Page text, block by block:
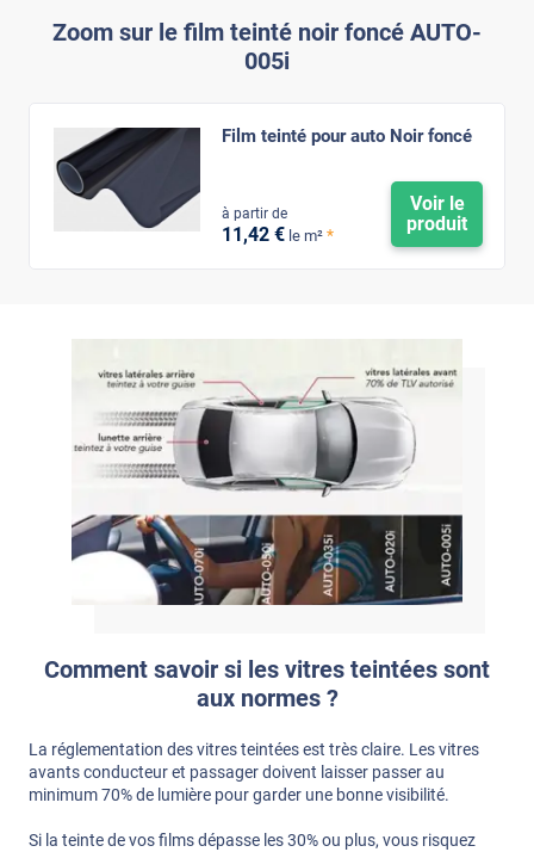
Zoom sur le film teinté noir foncé AUTO-
005i
Film teinté pour auto Noir foncé
à partir de
11,42 € le m² *
Voir le
produit
Comment savoir si les vitres teintées sont
aux normes ?
La réglementation des vitres teintées est très claire. Les vitres
avants conducteur et passager doivent laisser passer au
minimum 70% de lumière pour garder une bonne visibilité.
Si la teinte de vos films dépasse les 30% ou plus, vous risquez